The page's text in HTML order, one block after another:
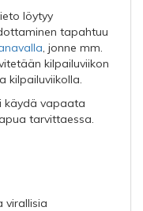
löytyy
tapahtuu
, jonne mm.
kilpailuviikon
kilpailuviikolla.
käydä vapaata
tarvittaessa.
virallisia